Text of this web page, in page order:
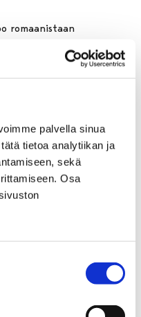
palvella sinua
tietoa analytiikan ja
sekä
Osa
romaanistaan